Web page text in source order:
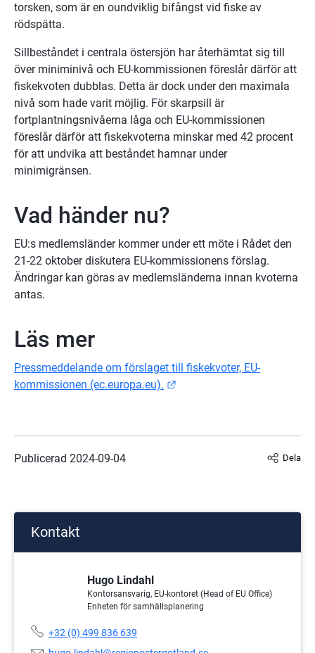
torsken, som är en oundviklig bifångst vid fiske av
rödspätta.
Sillbeståndet i centrala östersjön har återhämtat sig till
över miniminivå och EU-kommissionen föreslår därför att
fiskekvoten dubblas. Detta är dock under den maximala
nivå som hade varit möjlig. För skarpsill är
fortplantningsnivåerna låga och EU-kommissionen
föreslår därför att fiskekvoterna minskar med 42 procent
för att undvika att beståndet hamnar under
minimigränsen.
Vad händer nu?
EU:s medlemsländer kommer under ett möte i Rådet den
21-22 oktober diskutera EU-kommissionens förslag.
Ändringar kan göras av medlemsländerna innan kvoterna
antas.
Läs mer
Pressmeddelande om förslaget till fiskekvoter, EU-
kommissionen (ec.europa.eu).
Publicerad 2024-09-04 Dela
Kontakt
Hugo Lindahl
Kontorsansvarig, EU-kontoret (Head of EU Office)
Enheten för samhällsplanering
Telefonnummer:
+32 (0) 499 836 639